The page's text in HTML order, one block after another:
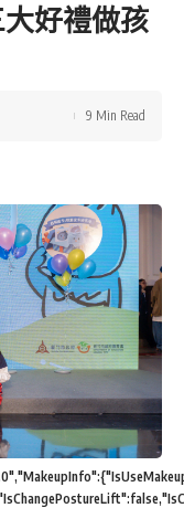
好禮做孩
9 Min Read